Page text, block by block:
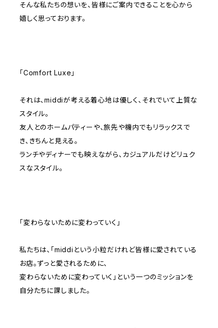
そんな私たちの想いを、皆様にご案内できることを心から
嬉しく思っております。
「Comfort Luxe」
それは、middiが考える着心地は優しく、それでいて上質な
スタイル。
友人とのホームパティーや、旅先や機内でもリラックスで
き、きちんと見える。
ランチやディナーでも映えながら、カジュアルだけどリュク
スなスタイル。
「変わらないために変わっていく」
私たちは、「middiという小粒だけれど皆様に愛されている
お店。ずっと愛されるために、
変わらないために変わっていく」という一つのミッションを
自分たちに課しました。